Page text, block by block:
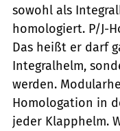
sowohl als
homologiert. P/J-
Das heißt er darf
Integralhelm,
werden.
Homologation in
jeder Klapphelm.